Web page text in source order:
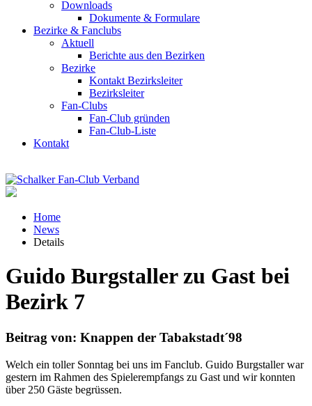
Downloads
Dokumente & Formulare
Bezirke & Fanclubs
Aktuell
Berichte aus den Bezirken
Bezirke
Kontakt Bezirksleiter
Bezirksleiter
Fan-Clubs
Fan-Club gründen
Fan-Club-Liste
Kontakt
Home
News
Details
Guido Burgstaller zu Gast bei
Bezirk 7
Beitrag von: Knappen der Tabakstadt´98
Welch ein toller Sonntag bei uns im Fanclub. Guido Burgstaller war
gestern im Rahmen des Spielerempfangs zu Gast und wir konnten
über 250 Gäste begrüssen.